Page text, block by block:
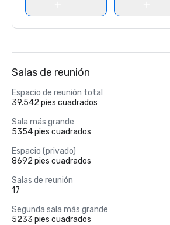
Salas de reunión
Espacio de reunión total
39.542 pies cuadrados
Sala más grande
5354 pies cuadrados
Espacio (privado)
8692 pies cuadrados
Salas de reunión
17
Segunda sala más grande
5233 pies cuadrados